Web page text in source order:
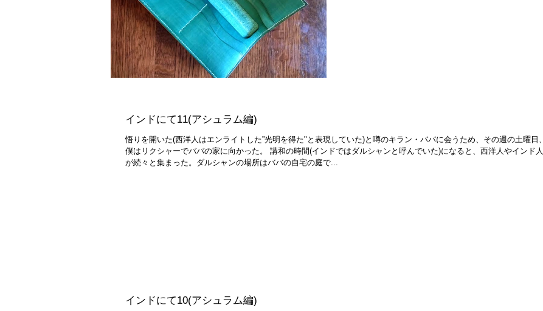
インドにて11(アシュラム編)
悟りを開いた(西洋人はエンライトした”光明を得た"と表現していた)と噂のキラン・ババに会うため、その週の土曜日、
僕はリクシャーでババの家に向かった。 講和の時間(インドではダルシャンと呼んでいた)になると、西洋人やインド人
が続々と集まった。ダルシャンの場所はババの自宅の庭で...
インドにて10(アシュラム編)